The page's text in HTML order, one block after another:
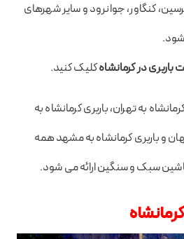
کنگاور، جوانرود و سایر شهرهای
شود.
باربری در کرمانشاهکلیک کنید.
به تهران، باربری کرمانشاه به
و باربری کرمانشاه به مشهد همه
ماشین سبک و سنگین ارائه می شود.